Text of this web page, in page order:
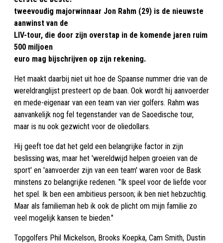
tweevoudig majorwinnaar Jon Rahm (29) is de nieuwste
aanwinst van de
LIV-tour, die door zijn overstap in de komende jaren ruim
500 miljoen
euro mag bijschrijven op zijn rekening.
Het maakt daarbij niet uit hoe de Spaanse nummer drie van de
wereldranglijst presteert op de baan. Ook wordt hij aanvoerder
en mede-eigenaar van een team van vier golfers. Rahm was
aanvankelijk nog fel tegenstander van de Saoedische tour,
maar is nu ook gezwicht voor de oliedollars.
Hij geeft toe dat het geld een belangrijke factor in zijn
beslissing was, maar het 'wereldwijd helpen groeien van de
sport' en 'aanvoerder zijn van een team' waren voor de Bask
minstens zo belangrijke redenen. "Ik speel voor de liefde voor
het spel. Ik ben een ambitieus persoon; ik ben niet hebzuchtig.
Maar als familieman heb ik ook de plicht om mijn familie zo
veel mogelijk kansen te bieden."
Topgolfers Phil Mickelson, Brooks Koepka, Cam Smith, Dustin